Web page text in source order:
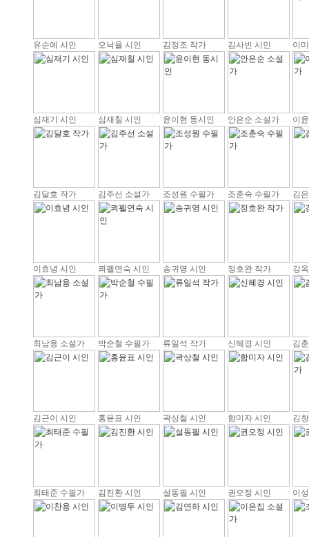
유순예 시인 오낙율 시인 김정조 작가 김사빈 시인 이
심재기 시인 심재칠 시인 윤이현 동시인 안은순 소설가 이
김달호 작가 김주선 소설가 조성원 수필가 조춘숙 수필가 김
이효녕 시인 쾨펠연숙 시인 송귀영 시인 정호완 작가 강
최남용 소설가 박순철 수필가 류일석 작가 신혜경 시인 김
김근이 시인 홍윤표 시인 곽상철 시인 함미자 시인 김
최태준 수필가 김진환 시인 설동필 시인 권오정 시인 이